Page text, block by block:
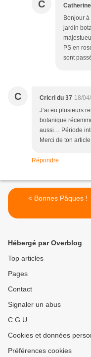
C
Bonjour
jardin
PS en
sont
C Cricri du 37 18/
J’ai eu plusieurs
botanique
aussi… Période
Merci de ton
Répondre
< Bonnes Pâques !
Hébergé par Overblog
Top articles
Pages
Contact
Signaler un abus
C.G.U.
Cookies et données
Préférences cookies